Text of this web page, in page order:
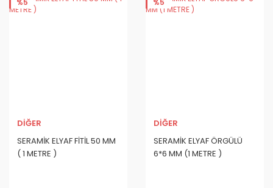
%5
DİĞER
SERAMİK ELYAF FİTİL 50 MM
( 1 METRE )
%5
DİĞER
SERAMİK ELYAF ÖRGÜLÜ
6*6 MM (1 METRE )